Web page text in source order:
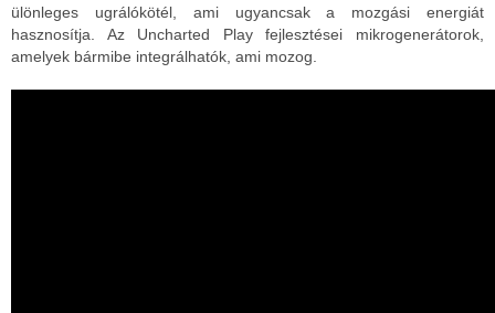
ülönleges ugrálókötél, ami ugyancsak a mozgási energiát
hasznosítja. Az Uncharted Play fejlesztései mikrogenerátorok,
amelyek bármibe integrálhatók, ami mozog.